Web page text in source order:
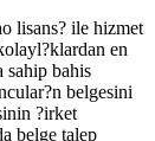
lisans? ile hizmet
en
sahip bahis
belgesini
?irket
belge talep